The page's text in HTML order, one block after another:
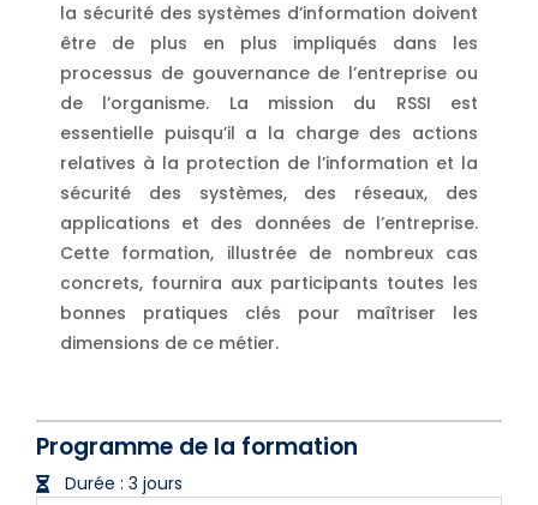
la sécurité des systèmes d’information doivent
être de plus en plus impliqués dans les
processus de gouvernance de l’entreprise ou
de l’organisme. La mission du RSSI est
essentielle puisqu’il a la charge des actions
relatives à la protection de l’information et la
sécurité des systèmes, des réseaux, des
applications et des données de l’entreprise.
Cette formation, illustrée de nombreux cas
concrets, fournira aux participants toutes les
bonnes pratiques clés pour maîtriser les
dimensions de ce métier.
Programme de la formation
Durée : 3 jours